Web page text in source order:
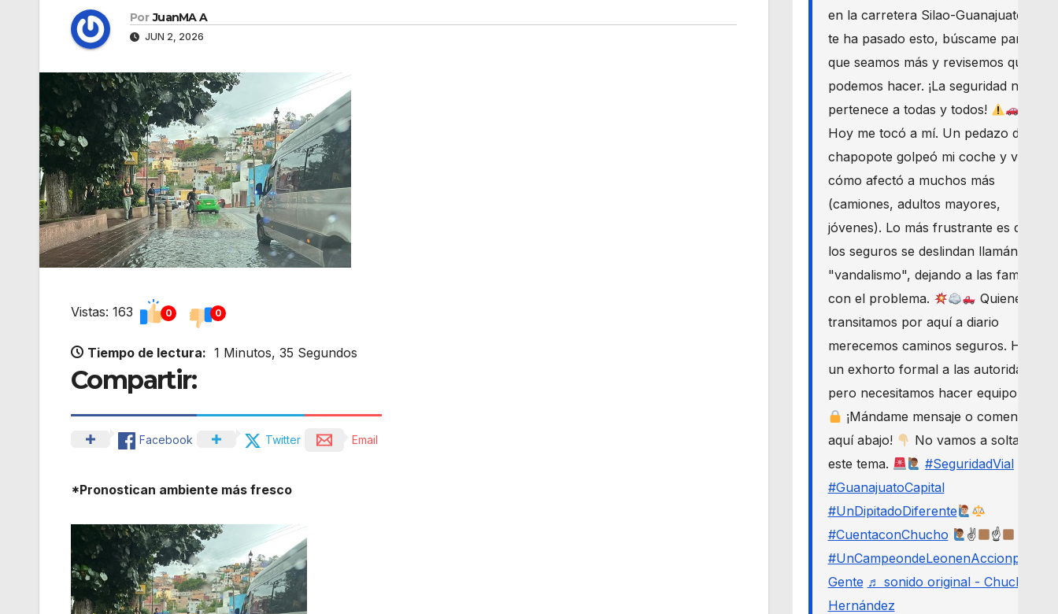
Por JuanMA A
JUN 2, 2026
Vistas: 163 0 0
Tiempo de lectura: 1 Minutos, 35 Segundos
Compartir:
Facebook Twitter Email
*Pronostican ambiente más fresco
en la carretera Silao-Guanajuato? Si
te ha pasado esto, búscame para
que seamos más y revisemos qué
podemos hacer. ¡La seguridad nos
pertenece a todas y todos!
Hoy me tocó a mí. Un pedazo de
chapopote golpeó mi coche y vi
cómo afectó a muchos más
(camiones, adultos mayores,
jóvenes). Lo más frustrante es que
los seguros se deslindan llamándolo
"vandalismo", dejando a las familias
con el problema.
Quienes
transitamos por aquí a diario
merecemos caminos seguros. Haré
un exhorto formal a las autoridades,
pero necesitamos hacer equipo.
¡Mándame mensaje o comenta
aquí abajo!
No vamos a soltar
este tema.
#SeguridadVial
#GuanajuatoCapital
#UnDipitadoDiferente
#CuentaconChucho
✌
☝
#UnCampeondeLeonenAccionporLa
Gente ♬ sonido original - Chucho
Hernández